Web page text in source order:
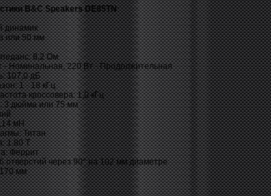
B&C Speakers DE85TN:
динамик
или 50 мм
8,2 Ом
- Номинальная, 220 Вт - Продолжительная
107,0 дБ
1 - 18 кГц
кроссовера: 1,0 кГц
3 дюйма или 75 мм
мH
Титан
1.80 T
Феррит
отверстий через 90° на 102 мм диаметре
мм